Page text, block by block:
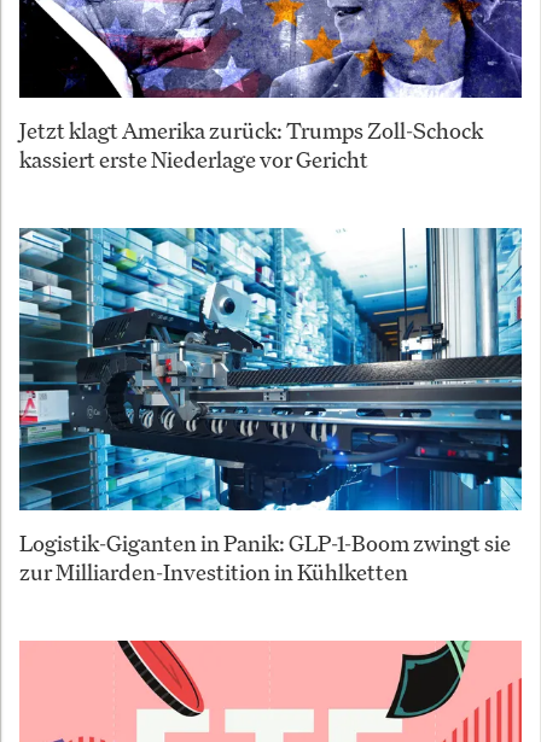
Jetzt klagt Amerika zurück: Trumps Zoll-Schock
kassiert erste Niederlage vor Gericht
Logistik-Giganten in Panik: GLP-1-Boom zwingt sie
zur Milliarden-Investition in Kühlketten